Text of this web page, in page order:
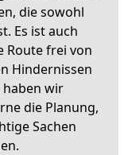
die sowohl
Es ist auch
Route frei von
Hindernissen
haben wir
die Planung,
Sachen